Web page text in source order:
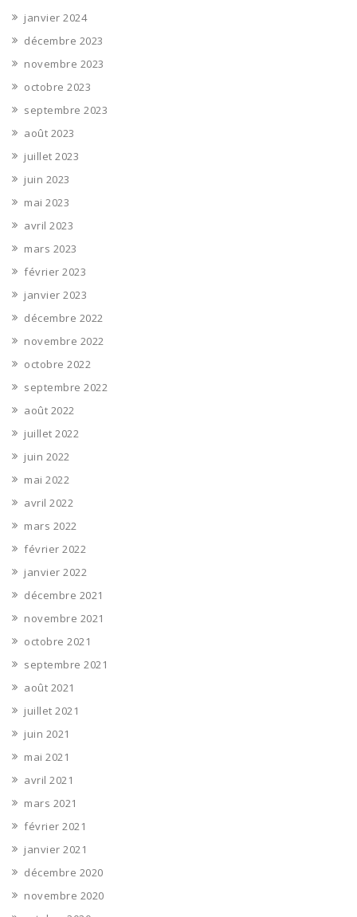
janvier 2024
décembre 2023
novembre 2023
octobre 2023
septembre 2023
août 2023
juillet 2023
juin 2023
mai 2023
avril 2023
mars 2023
février 2023
janvier 2023
décembre 2022
novembre 2022
octobre 2022
septembre 2022
août 2022
juillet 2022
juin 2022
mai 2022
avril 2022
mars 2022
février 2022
janvier 2022
décembre 2021
novembre 2021
octobre 2021
septembre 2021
août 2021
juillet 2021
juin 2021
mai 2021
avril 2021
mars 2021
février 2021
janvier 2021
décembre 2020
novembre 2020